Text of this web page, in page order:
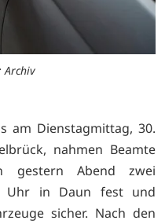
Archiv
am Dienstagmittag, 30.
nahmen Beamte
gestern Abend zwei
Uhr in Daun fest und
sicher. Nach den